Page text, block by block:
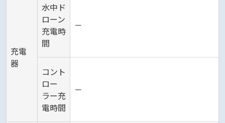
充電
器
水中ド
ローン
充電時
間
－
コント
ロー
ラー充
電時間
－